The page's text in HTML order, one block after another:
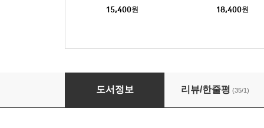
15,400원 18,400원
AI 이후의 미래 어떻게 될 것인가
도서정보 리뷰/한줄평 (35/1)